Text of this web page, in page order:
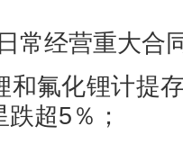
经营重大合
氟化锂计提存
超5％；